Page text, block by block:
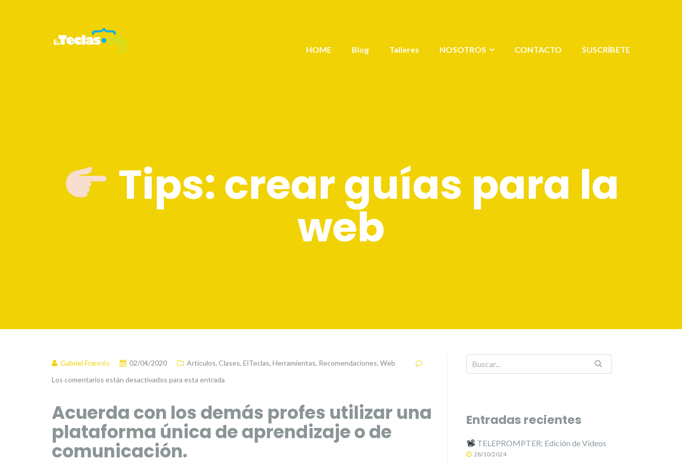
HOME Blog Talleres NOSOTROS CONTACTO SUSCRÍBETE
Tips: crear guías para la
web
Gabriel Francés 02/04/2020 Artículos, Clases, ElTeclas, Herramientas, Recomendaciones, Web
Los comentarios están desactivados para esta entrada
Acuerda con los demás profes utilizar una
plataforma única de aprendizaje o de
comunicación.
Entradas recientes
TELEPROMPTER: Edición de Videos
28/10/2024